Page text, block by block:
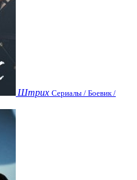
Штрих Сериалы / Боевик /